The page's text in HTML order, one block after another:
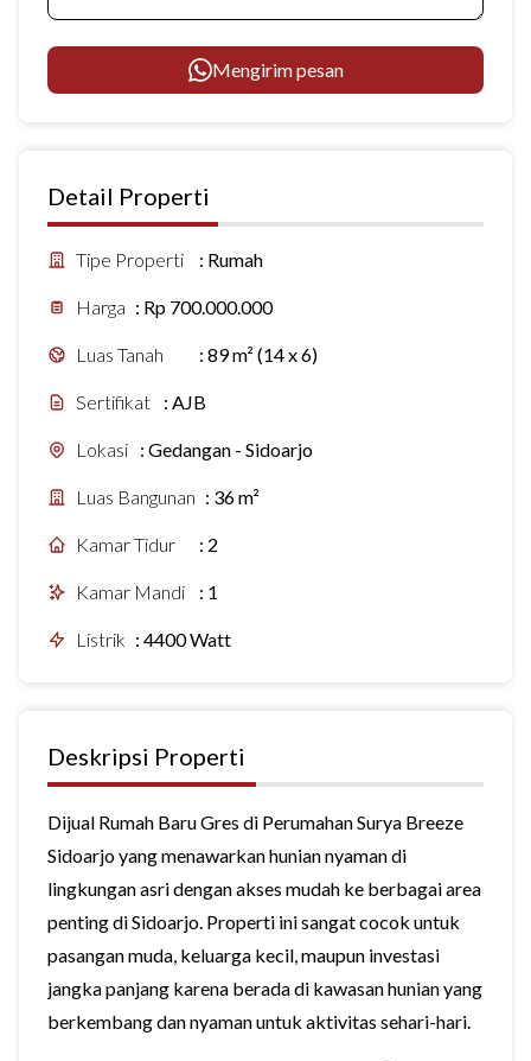
Mengirim pesan
Detail Properti
Tipe Properti : Rumah
Harga : Rp 700.000.000
Luas Tanah : 89 m² (14 x 6)
Sertifikat : AJB
Lokasi : Gedangan - Sidoarjo
Luas Bangunan : 36 m²
Kamar Tidur : 2
Kamar Mandi : 1
Listrik : 4400 Watt
Deskripsi Properti
Dijual Rumah Baru Gres di Perumahan Surya Breeze
Sidoarjo yang menawarkan hunian nyaman di
lingkungan asri dengan akses mudah ke berbagai area
penting di Sidoarjo. Properti ini sangat cocok untuk
pasangan muda, keluarga kecil, maupun investasi
jangka panjang karena berada di kawasan hunian yang
berkembang dan nyaman untuk aktivitas sehari-hari.